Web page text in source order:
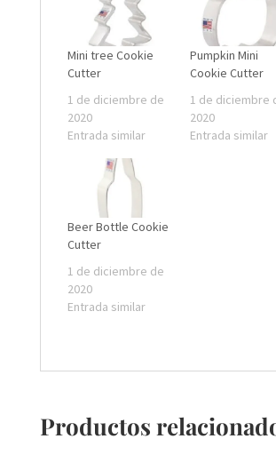
Mini tree Cookie
Cutter
1 de diciembre de
2020
Entrada similar
Pumpkin Mini
Cookie Cutter
1 de diciembre
2020
Entrada similar
Beer Bottle Cookie
Cutter
1 de diciembre de
2020
Entrada similar
Productos